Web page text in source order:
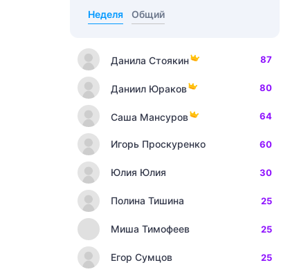
Неделя Общий
Данила Стоякин 87
Даниил Юраков 80
Саша Мансуров 64
Игорь Проскуренко 60
Юлия Юлия 30
Полина Тишина 25
Миша Тимофеев 25
Егор Сумцов 25